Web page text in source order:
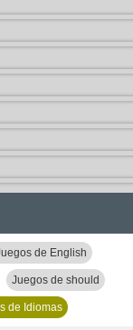
de English
Juegos de should
de Idiomas